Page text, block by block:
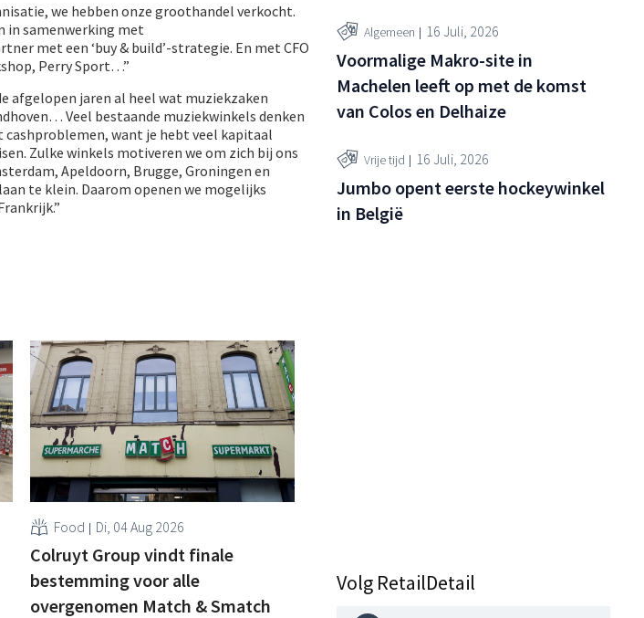
we hebben onze groothandel verkocht.
in samenwerking met
met een ‘buy & build’-strategie. En met CFO
Perry Sport…”
afgelopen jaren al heel wat muziekzaken
Veel bestaande muziekwinkels denken
want je hebt veel kapitaal
Zulke winkels motiveren we om zich bij ons
Apeldoorn, Brugge, Groningen en
te klein. Daarom openen we mogelijks
Food Di, 04 Aug 2026
Colruyt Group vindt finale
bestemming voor alle
overgenomen Match & Smatch
Algemeen 16 Juli, 2026
Voormalige Makro-site in
Machelen leeft op met de komst
van Colos en Delhaize
Vrije tijd 16 Juli, 2026
Jumbo opent eerste hockeywinkel
in België
Volg RetailDetail